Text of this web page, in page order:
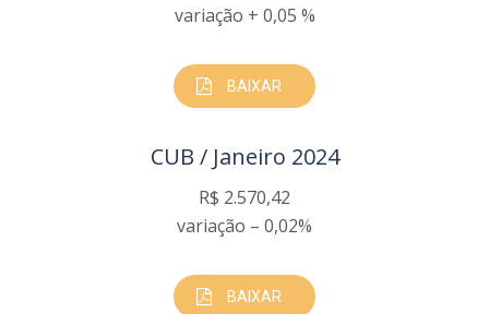
variação + 0,05 %
BAIXAR
CUB / Janeiro 2024
R$ 2.570,42
variação – 0,02%
BAIXAR